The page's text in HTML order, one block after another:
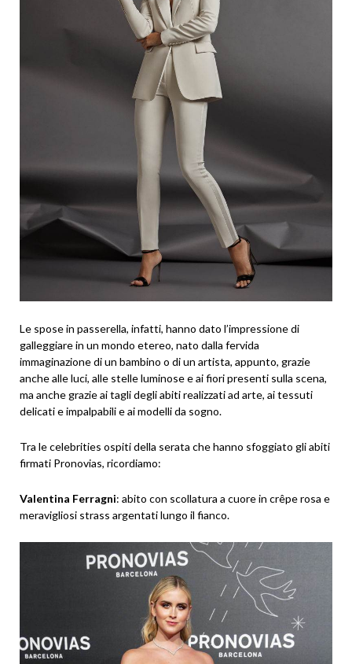
Le spose in passerella, infatti, hanno dato l’impressione di
galleggiare in un mondo etereo, nato dalla fervida
immaginazione di un bambino o di un artista, appunto, grazie
anche alle luci, alle stelle luminose e ai fiori presenti sulla scena,
ma anche grazie ai tagli degli abiti realizzati ad arte, ai tessuti
delicati e impalpabili e ai modelli da sogno.
Tra le celebrities ospiti della serata che hanno sfoggiato gli abiti
firmati Pronovias, ricordiamo:
Valentina Ferragni: abito con scollatura a cuore in crêpe rosa e
meravigliosi strass argentati lungo il fianco.